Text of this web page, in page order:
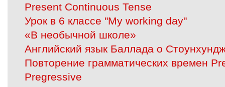
Present Continuous Tense
Урок в 6 классе "My working day"
«В необычной школе»
Английский язык Баллада о
Повторение грамматических времен
Pregressive